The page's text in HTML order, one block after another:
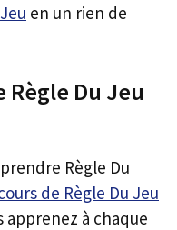
en un rien de
Du Jeu
Règle Du
de Règle Du Jeu
apprenez à chaque